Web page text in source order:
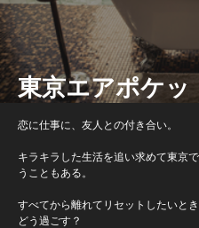
東京エアポケッ
恋に仕事に、友人との付き合い。
キラキラした生活を追い求めて東京
うこともある。
すべてから離れてリセットしたいと
どう過ごす？